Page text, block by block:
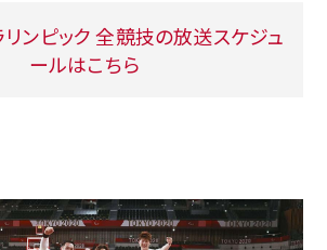
ンピック 全競技の放送スケジュ
ールはこちら